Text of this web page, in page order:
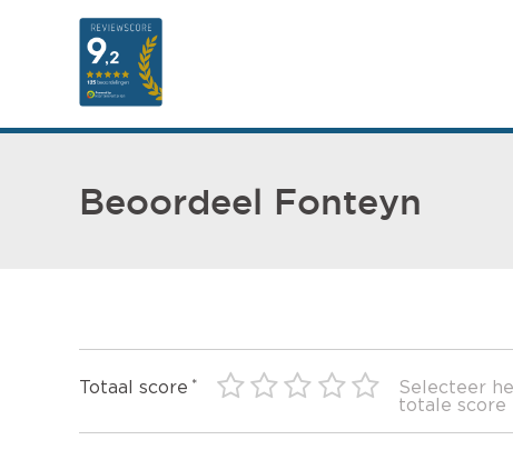
Beoordeel Fonteyn
Totaal score
Selecteer
totale score